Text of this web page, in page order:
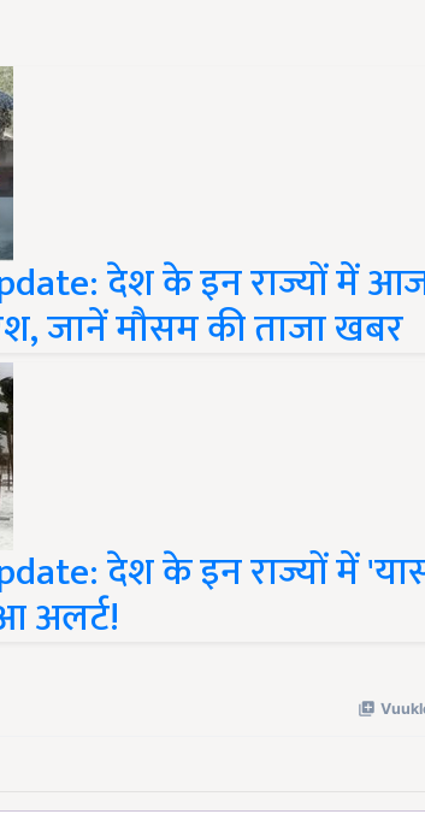
देश के इन राज्यों में
जानें मौसम की ताजा खबर
देश के इन राज्यों में
अलर्ट!